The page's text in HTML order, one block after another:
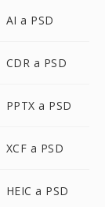
AI a PSD
CDR a PSD
PPTX a PSD
XCF a PSD
HEIC a PSD